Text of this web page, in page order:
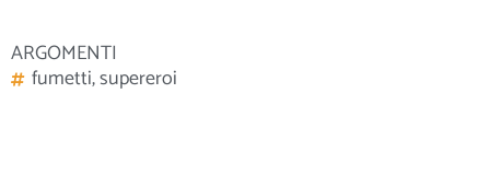
ARGOMENTI
fumetti,supereroi